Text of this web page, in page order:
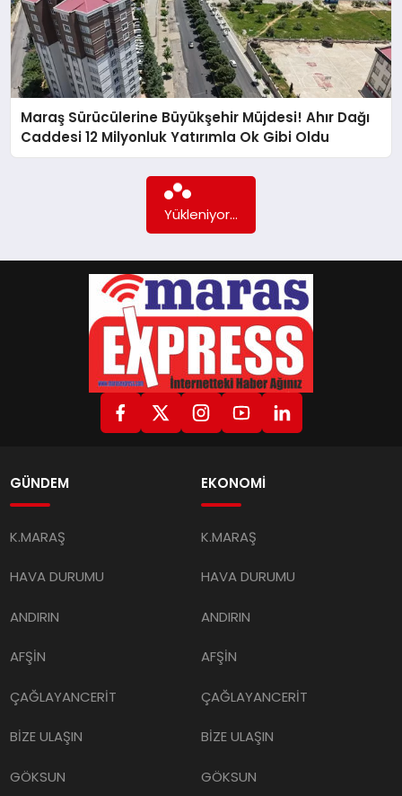
GÖKSUN
TÜRKOĞLU
PAZARCIK
NURHAK
Maraş Sürücülerine Büyükşehir Müjdesi! Ahır Dağı
Caddesi 12 Milyonluk Yatırımla Ok Gibi Oldu
Yükleniyor...
GÜNDEM
K.MARAŞ
HAVA DURUMU
ANDIRIN
AFŞİN
ÇAĞLAYANCERİT
BİZE ULAŞIN
GÖKSUN
EKONOMİ
K.MARAŞ
HAVA DURUMU
ANDIRIN
AFŞİN
ÇAĞLAYANCERİT
BİZE ULAŞIN
GÖKSUN